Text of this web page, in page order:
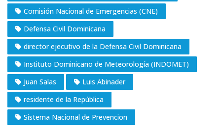
Comisión Nacional de Emergencias (CNE)
Defensa Civil Dominicana
director ejecutivo de la Defensa Civil Dominicana
Instituto Dominicano de Meteorología (INDOMET)
Juan Salas
Luis Abinader
residente de la República
Sistema Nacional de Prevencion